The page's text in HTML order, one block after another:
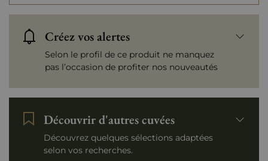
Créez vos alertes
Selon le profil de ce produit ne manquez
pas l’occasion de profiter nos nouveautés
Découvrir d'autres cuvées
Découvrez quelques sélections adaptées
selon vos recherches.